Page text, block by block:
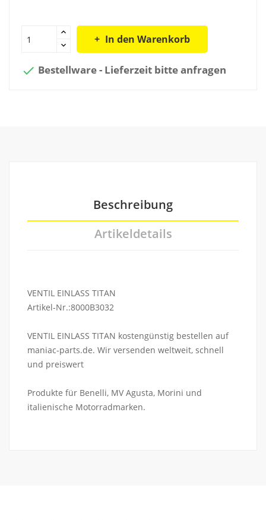
In den Warenkorb
 Bestellware - Lieferzeit bitte anfragen
Beschreibung
Artikeldetails
VENTIL EINLASS TITAN
Artikel-Nr.:8000B3032
VENTIL EINLASS TITAN kostengünstig bestellen auf
maniac-parts.de. Wir versenden weltweit, schnell
und preiswert
Produkte für Benelli, MV Agusta, Morini und
italienische Motorradmarken.